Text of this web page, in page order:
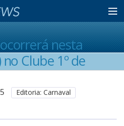
nesta
Clube 1º de
Editoria: Carnaval